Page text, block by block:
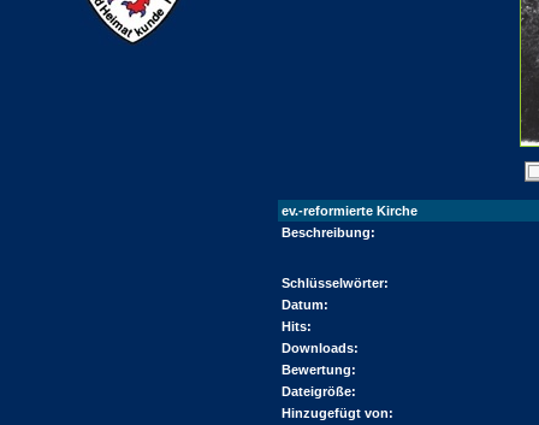
ev.-reformierte Kirche
Beschreibung:
Schlüsselwörter:
Datum:
Hits:
Downloads:
Bewertung:
Dateigröße:
Hinzugefügt von: